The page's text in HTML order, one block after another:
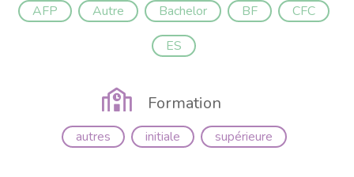
AFP Autre Bachelor BF
CFC
ES
Formation
autres initiale supérieure